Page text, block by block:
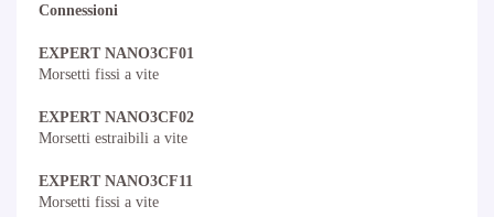
Connessioni
EXPERT NANO3CF01
Morsetti fissi a vite
EXPERT NANO3CF02
Morsetti estraibili a vite
EXPERT NANO3CF11
Morsetti fissi a vite